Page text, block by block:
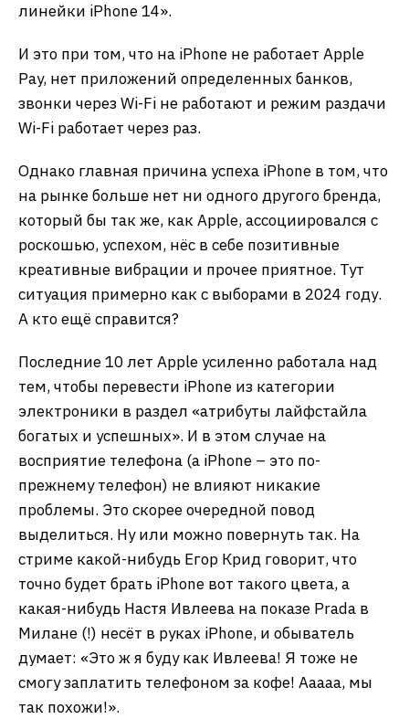
линейки iPhone 14».
И это при том, что на iPhone не работает Apple
Pay, нет приложений определенных банков,
звонки через Wi-Fi не работают и режим раздачи
Wi-Fi работает через раз.
Однако главная причина успеха iPhone в том, что
на рынке больше нет ни одного другого бренда,
который бы так же, как Apple, ассоциировался с
роскошью, успехом, нёс в себе позитивные
креативные вибрации и прочее приятное. Тут
ситуация примерно как с выборами в 2024 году.
А кто ещё справится?
Последние 10 лет Apple усиленно работала над
тем, чтобы перевести iPhone из категории
электроники в раздел «атрибуты лайфстайла
богатых и успешных». И в этом случае на
восприятие телефона (а iPhone – это по-
прежнему телефон) не влияют никакие
проблемы. Это скорее очередной повод
выделиться. Ну или можно повернуть так. На
стриме какой-нибудь Егор Крид говорит, что
точно будет брать iPhone вот такого цвета, а
какая-нибудь Настя Ивлеева на показе Prada в
Милане (!) несёт в руках iPhone, и обыватель
думает: «Это ж я буду как Ивлеева! Я тоже не
смогу заплатить телефоном за кофе! Ааааа, мы
так похожи!».